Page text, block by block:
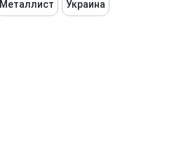
Металлист Украина